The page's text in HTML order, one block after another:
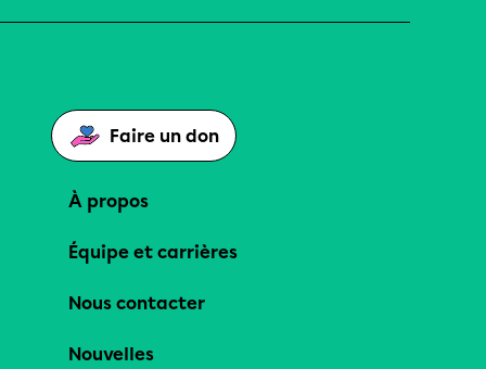
Faire un don
À propos
Équipe et carrières
Nous contacter
Nouvelles